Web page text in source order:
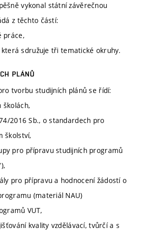
vykonal státní závěrečnou
z těchto částí:
práce,
sdružuje tři tematické okruhy.
PLÁNŮ
tvorbu studijních plánů se řídí:
školách,
2016 Sb., o standardech pro
školství,
pro přípravu studijních programů
pro přípravu a hodnocení žádostí o
(materiál NAU)
VUT,
kvality vzdělávací, tvůrčí a s